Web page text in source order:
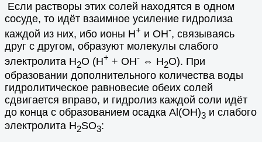
Если растворы этих солей находятся в одном
сосуде, то идёт взаимное усиление гидролиза
каждой из них, ибо ионы Н+ и ОН-, связываясь
друг с другом, образуют молекулы слабого
электролита Н2О (Н+ + ОН- ⇔ Н2О). При
образовании дополнительного количества воды
гидролитическое равновесие обеих солей
сдвигается вправо, и гидролиз каждой соли идёт
до конца с образованием осадка Al(OH)3 и слабого
электролита H2SO3: